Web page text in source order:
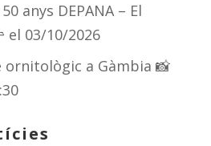
anys DEPANA – El
el 03/10/2026
ornitològic a Gàmbia 📸